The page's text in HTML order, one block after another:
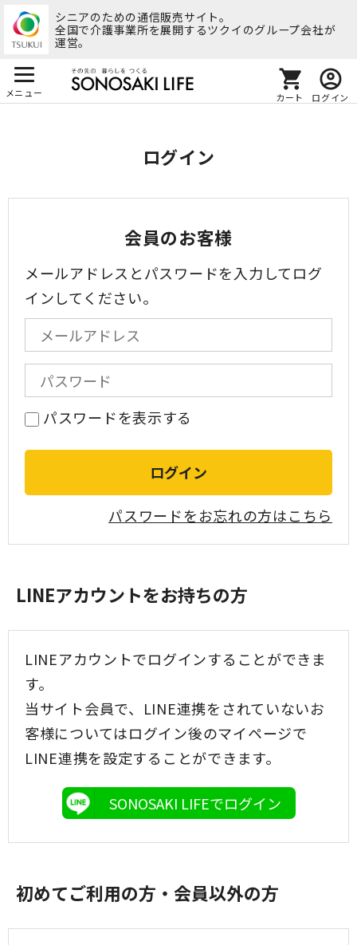
シニアのための通信販売サイト。
全国で介護事業所を展開するツクイのグループ会社が
運営。
メニュー カート ログイン
ログイン
会員のお客様
メールアドレスとパスワードを入力してログ
インしてください。
パスワードを表示する
パスワードをお忘れの方はこちら
LINEアカウントをお持ちの方
LINEアカウントでログインすることができま
す。
当サイト会員で、LINE連携をされていないお
客様についてはログイン後のマイページで
LINE連携を設定することができます。
SONOSAKI LIFEでログイン
初めてご利用の方・会員以外の方